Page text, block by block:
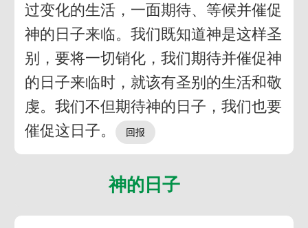
过变化的生活，一面期待、等候并催促
神的日子来临。我们既知道神是这样圣
别，要将一切销化，我们期待并催促神
的日子来临时，就该有圣别的生活和敬
虔。我们不但期待神的日子，我们也要
催促这日子。
神的日子